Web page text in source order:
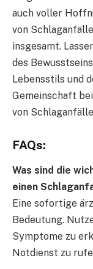
auch voller
von
insgesamt.
des
Lebensstils und
Gemeinschaft
von
FAQs:
Was sind die
einen
Eine sofortige
Bedeutung.
Symptome zu
Notdienst zu